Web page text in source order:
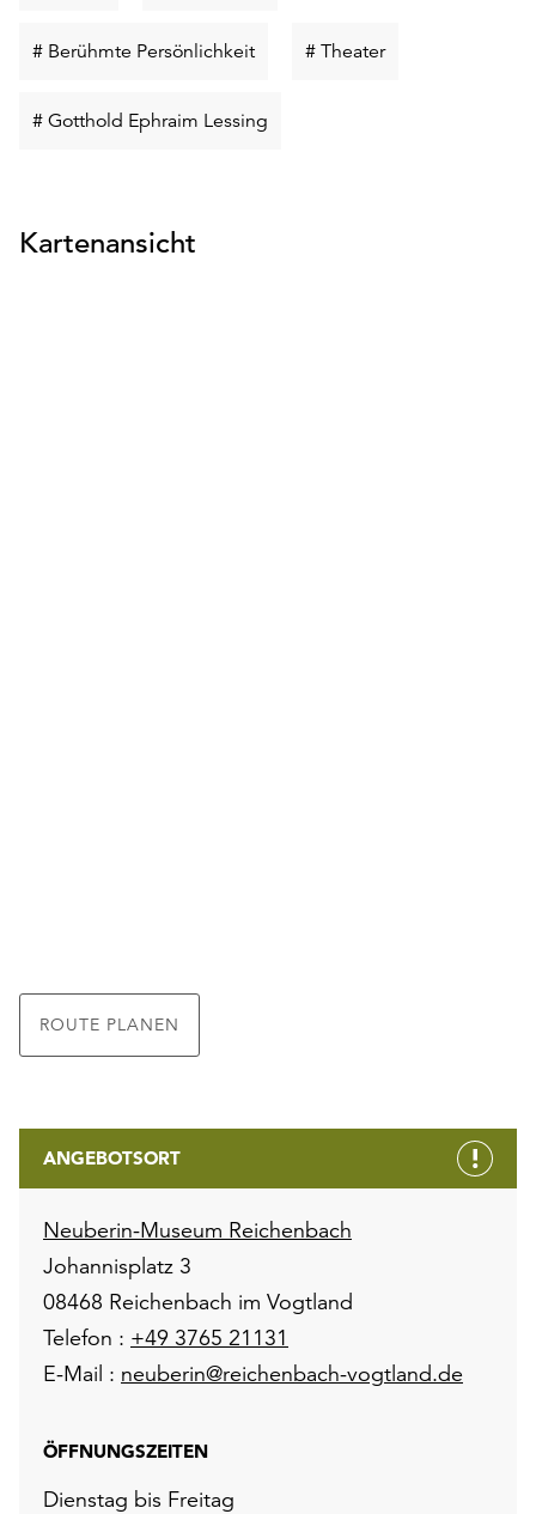
# Berühmte PersönlichkeitSchlüsselwort
# TheaterSchlüsselwort
# Gotthold Ephraim Lessing
Kartenansicht
ROUTE PLANEN
ANGEBOTSORT
Neuberin-Museum Reichenbach
Johannisplatz 3
08468 Reichenbach im Vogtland
Telefon : +49 3765 21131
E-Mail : neuberin@reichenbach-vogtland.de
ÖFFNUNGSZEITEN
Dienstag bis Freitag